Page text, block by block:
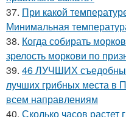
37. При какой
Минимальная
38. Когда собирать
зрелость моркови по
39. 46 ЛУЧШИХ
лучших грибных места в
всем направлениям
40. Сколько часов растет